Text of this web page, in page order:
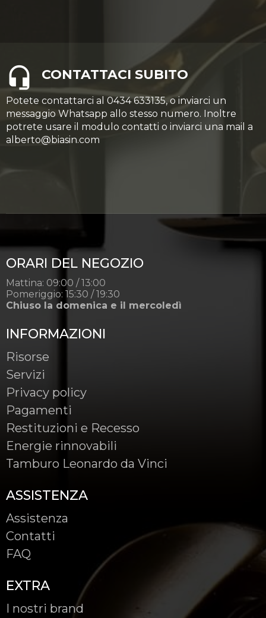
CONTATTACI SUBITO
Potete contattarci al 0434 633135, o inviarci un
messaggio Whatsapp allo stesso numero. Inoltre
potrete usare il modulo contatti o inviarci una mail a
alberto@biasin.com
ORARI DEL NEGOZIO
Mattina: 09:00 / 13:00
Pomeriggio: 15:30 / 19:30
Chiuso la domenica e il mercoledì
INFORMAZIONI
Risorse
Servizi
Privacy policy
Pagamenti
Restituzioni e Recesso
Energie rinnovabili
Tamburo Leonardo da Vinci
ASSISTENZA
Assistenza
Contatti
FAQ
EXTRA
I nostri brand